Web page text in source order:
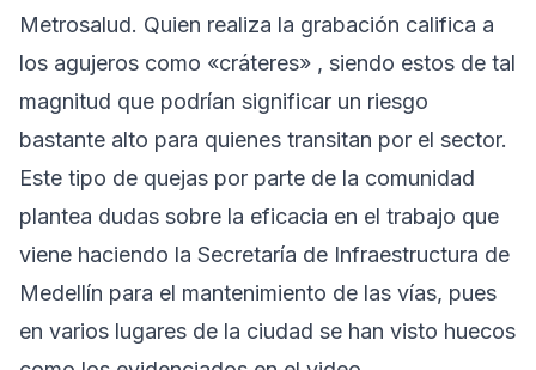
Metrosalud. Quien realiza la grabación califica a
los agujeros como «cráteres» , siendo estos de tal
magnitud que podrían significar un riesgo
bastante alto para quienes transitan por el sector.
Este tipo de quejas por parte de la comunidad
plantea dudas sobre la eficacia en el trabajo que
viene haciendo la Secretaría de Infraestructura de
Medellín para el mantenimiento de las vías, pues
en varios lugares de la ciudad se han visto huecos